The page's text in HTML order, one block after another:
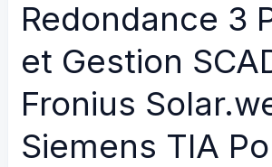
Redondance 3
et Gestion
Fronius
Siemens TIA